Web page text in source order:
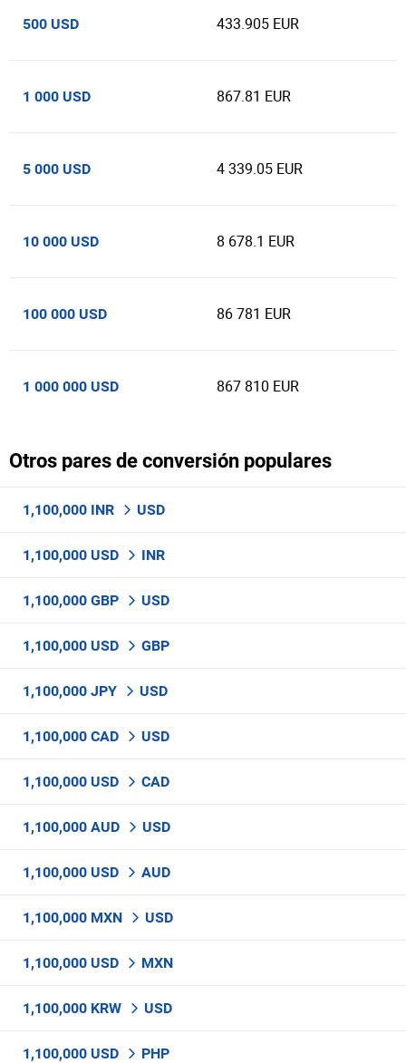
500 USD 433.905 EUR
1 000 USD 867.81 EUR
5 000 USD 4 339.05 EUR
10 000 USD 8 678.1 EUR
100 000 USD 86 781 EUR
1 000 000 USD 867 810 EUR
Otros pares de conversión populares
1,100,000 INR USD
1,100,000 USD INR
1,100,000 GBP USD
1,100,000 USD GBP
1,100,000 JPY USD
1,100,000 CAD USD
1,100,000 USD CAD
1,100,000 AUD USD
1,100,000 USD AUD
1,100,000 MXN USD
1,100,000 USD MXN
1,100,000 KRW USD
1,100,000 USD PHP